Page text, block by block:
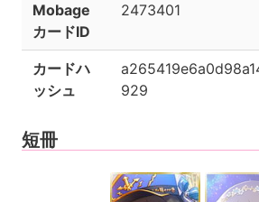
Mobage
カードID
2473401
カードハ
ッシュ
929
短冊